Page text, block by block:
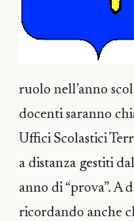
ruolo nell’anno
docenti saranno
Uffici Scolastici
a distanza gestiti
anno di “prova”. A
ricordando anche